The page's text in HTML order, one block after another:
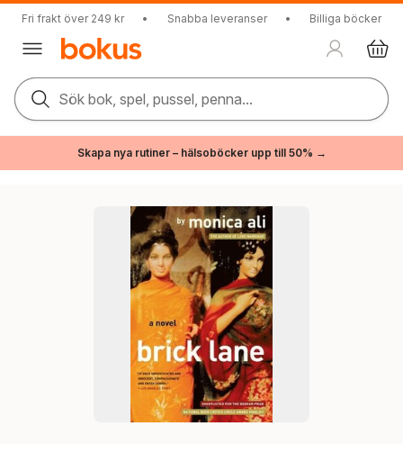
Fri frakt över 249 kr • Snabba leveranser • Billiga böcker
Sök bok, spel, pussel, penna...
Skapa nya rutiner – hälsoböcker upp till 50% →